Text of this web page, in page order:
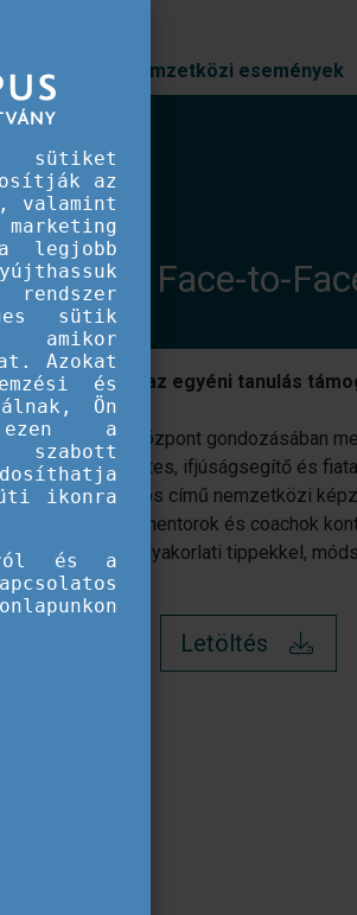
Nemzetközi események
Face-to-
az egyéni tanulás
Training Forrásközpont gondozásában
mentor és önkéntes, ifjúságsegítő és
segíti az azonos című nemzetközi
főként mentorok és coachok
és gyakorlati tippekkel,
Letöltés
sütiket
az
valamint
legjobb
sütik
amikor
Azokat
és
Ön
a
szabott
ikonra
és a